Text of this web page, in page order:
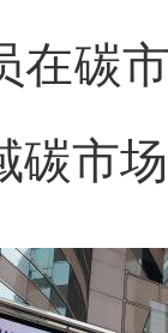
在碳
碳市